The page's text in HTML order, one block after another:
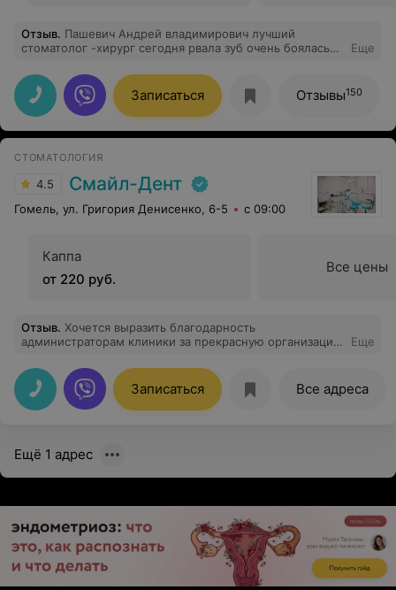
Отзыв. Пашевич Андрей владимирович лучший
стоматолог -хирург сегодня рвала зуб очень боялась
быстро я даже не поняла что зуб был вырват
Еще
Записаться Отзывы150
СТОМАТОЛОГИЯ
4.5 Смайл-Дент
Гомель, ул. Григория Денисенко, 6-5 с 09:00
Каппа
от 220 руб.
Все цены
Отзыв. Хочется выразить благодарность
администраторам клиники за прекрасную организацию
Очень грамотный и компетентный специалист. Всегда
находит оптимальное решение проблем, причина в
общении. Оказанные услуги по пломбировке и
протезированию высшего качества. Хочется пожелать
Еще
Записаться Все адреса
Ещё 1 адрес